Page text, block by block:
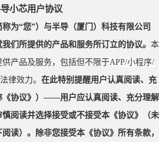
小芯用户协议
称为“您”）与半导（厦门）科技有限公司
们所提供的产品和服务所订立的协议。 本
产品及服务，包括但不限于APP/小程序/
律效力。 在此特别提醒用户认真阅读、充
协议》） ——用户应认真阅读、充分理解
阅读并选择接受或不接受本《协议》（未
读）。除非您接受本《协议》所有条款，